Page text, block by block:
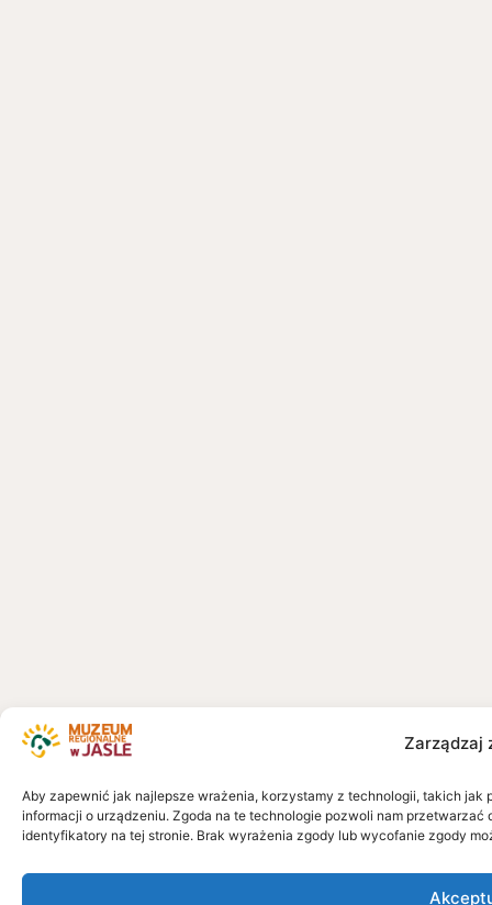
Zarządzaj
Aby zapewnić jak najlepsze wrażenia, korzystamy z technologii, takich
informacji o urządzeniu. Zgoda na te technologie pozwoli nam
identyfikatory na tej stronie. Brak wyrażenia zgody lub wycofanie zgody